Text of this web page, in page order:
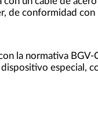
de conformidad
la normativa
especial,